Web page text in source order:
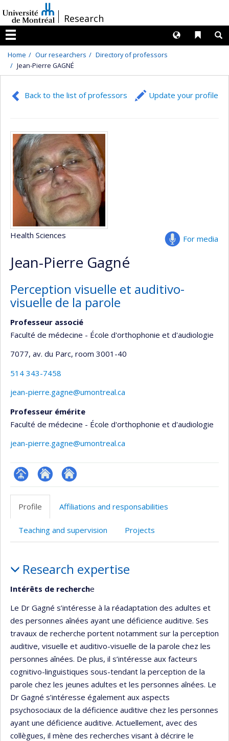
au
contenu
/Research
Menu
Liens
Langues
Home Our researchers
Directory of professors
Jean-Pierre GAGNÉ
Back to the list of professors Update your profile
For media
Health Sciences
Jean-Pierre Gagné
Perception visuelle et auditivo-
visuelle de la parole
Professeur associé
Faculté de médecine - École d'orthophonie et d'audiologie
7077, av. du Parc, room 3001-40
514 343-7458
jean-pierre.gagne@umontreal.ca
Professeur émérite
Faculté de médecine - École d'orthophonie et d'audiologie
jean-pierre.gagne@umontreal.ca
Page
professionnelle
Site
l’unité
de
Autre
site
Profile Affiliations and responsabilities
Teaching and supervision Projects
Research expertise
Intérêts de recherche
Le Dr Gagné s’intéresse à la réadaptation des adultes et
des personnes aînées ayant une déficience auditive. Ses
travaux de recherche portent notamment sur la perception
auditive, visuelle et auditivo-visuelle de la parole chez les
personnes aînées. De plus, il s’intéresse aux facteurs
cognitivo-linguistiques sous-tendant la perception de la
parole chez les jeunes adultes et les personnes aînées. Le
Dr Gagné s’intéresse également aux aspects
psychosociaux de la déficience auditive chez les personnes
ayant une déficience auditive. Actuellement, avec des
collègues, il mène des recherches visant à décrire le